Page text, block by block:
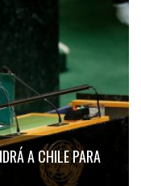
A CHILE PARA